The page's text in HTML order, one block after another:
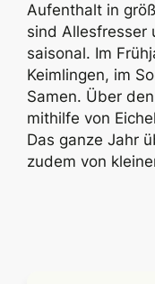
Aufenthalt in
sind Allesfresser
saisonal. Im
Keimlingen, im
Samen. Über
mithilfe von
Das ganze Jahr
zudem von